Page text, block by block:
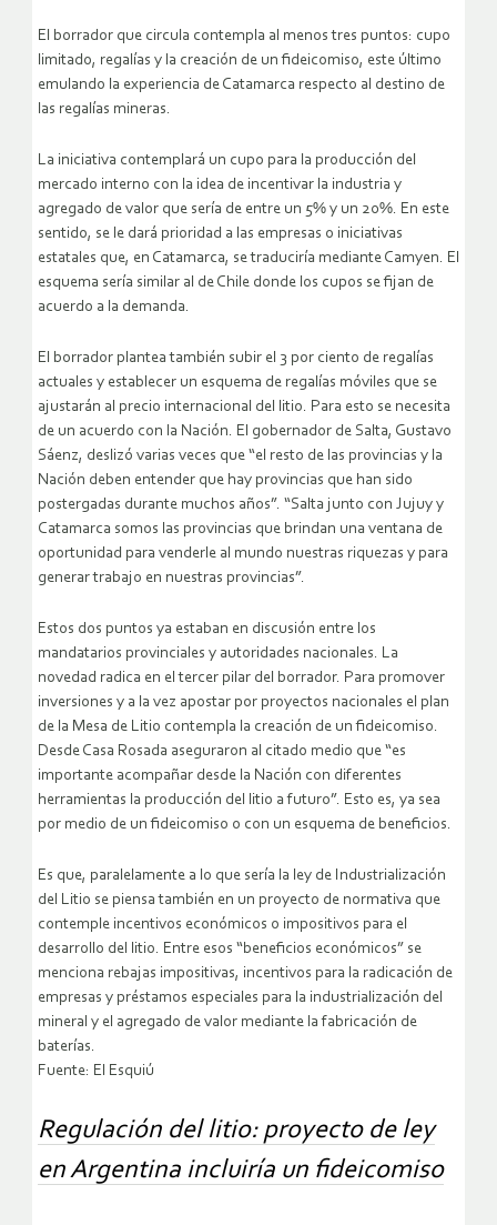
El borrador que circula contempla al menos tres puntos: cupo
limitado, regalías y la creación de un fideicomiso, este último
emulando la experiencia de Catamarca respecto al destino de
las regalías mineras.
La iniciativa contemplará un cupo para la producción del
mercado interno con la idea de incentivar la industria y
agregado de valor que sería de entre un 5% y un 20%. En este
sentido, se le dará prioridad a las empresas o iniciativas
estatales que, en Catamarca, se traduciría mediante Camyen. El
esquema sería similar al de Chile donde los cupos se fijan de
acuerdo a la demanda.
El borrador plantea también subir el 3 por ciento de regalías
actuales y establecer un esquema de regalías móviles que se
ajustarán al precio internacional del litio. Para esto se necesita
de un acuerdo con la Nación. El gobernador de Salta, Gustavo
Sáenz, deslizó varias veces que “el resto de las provincias y la
Nación deben entender que hay provincias que han sido
postergadas durante muchos años”. “Salta junto con Jujuy y
Catamarca somos las provincias que brindan una ventana de
oportunidad para venderle al mundo nuestras riquezas y para
generar trabajo en nuestras provincias”.
Estos dos puntos ya estaban en discusión entre los
mandatarios provinciales y autoridades nacionales. La
novedad radica en el tercer pilar del borrador. Para promover
inversiones y a la vez apostar por proyectos nacionales el plan
de la Mesa de Litio contempla la creación de un fideicomiso.
Desde Casa Rosada aseguraron al citado medio que “es
importante acompañar desde la Nación con diferentes
herramientas la producción del litio a futuro”. Esto es, ya sea
por medio de un fideicomiso o con un esquema de beneficios.
Es que, paralelamente a lo que sería la ley de Industrialización
del Litio se piensa también en un proyecto de normativa que
contemple incentivos económicos o impositivos para el
desarrollo del litio. Entre esos “beneficios económicos” se
menciona rebajas impositivas, incentivos para la radicación de
empresas y préstamos especiales para la industrialización del
mineral y el agregado de valor mediante la fabricación de
baterías.
Fuente: El Esquiú
Regulación del litio: proyecto de ley
en Argentina incluiría un fideicomiso